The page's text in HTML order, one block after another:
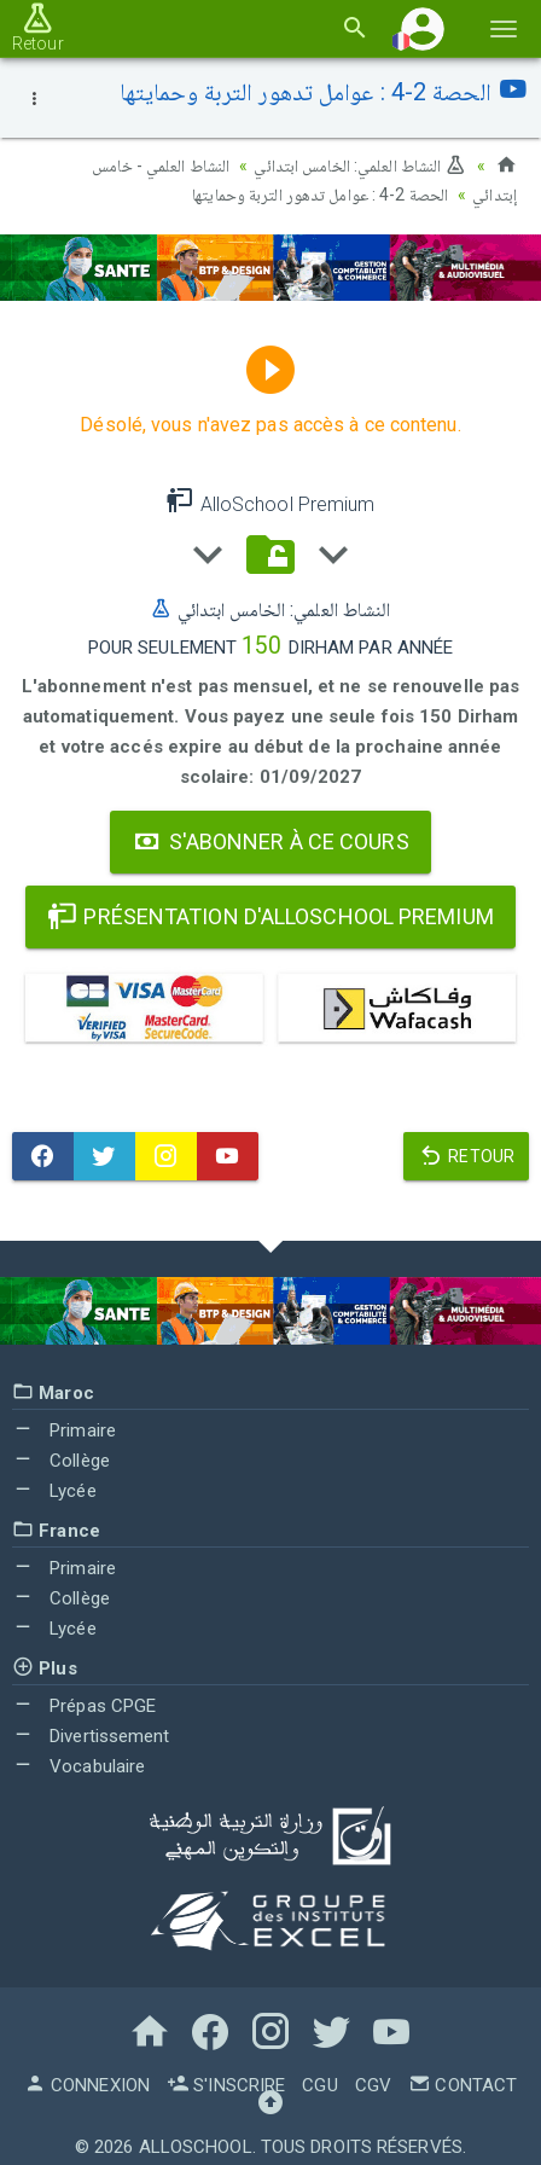
la
Retour
الحصة 2-4 : عوامل تدهور التربة وحمايتها
النشاط العلمي: الخامس ابتدائي
النشاط العلمي - خامس
إبتدائي
الحصة 2-4 : عوامل تدهور التربة وحمايتها
Désolé, vous n'avez pas accès à ce contenu.
AlloSchool Premium
النشاط العلمي: الخامس ابتدائي
POUR SEULEMENT 150 DIRHAM PAR ANNÉE
L'abonnement n'est pas mensuel, et ne se renouvelle pas
automatiquement. Vous payez une seule fois 150 Dirham
et votre accés expire au début de la prochaine année
scolaire: 01/09/2027
S'ABONNER À CE COURS
PRÉSENTATION D'ALLOSCHOOL PREMIUM
RETOUR
Maroc
Primaire
Collège
Lycée
France
Primaire
Collège
Lycée
Plus
Prépas CPGE
Divertissement
Vocabulaire
CONNEXION S'INSCRIRE CGU CGV CONTACT
© 2026 ALLOSCHOOL. TOUS DROITS RÉSERVÉS.